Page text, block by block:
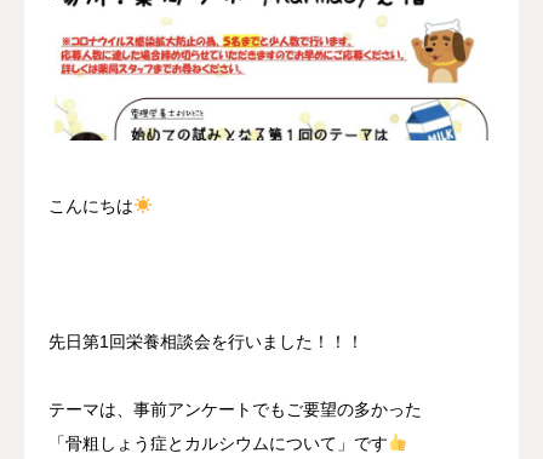
こんにちは
先日第1回栄養相談会を行いました！！！
テーマは、事前アンケートでもご要望の多かった
「骨粗しょう症とカルシウムについて」です
お知らせ
採用情報